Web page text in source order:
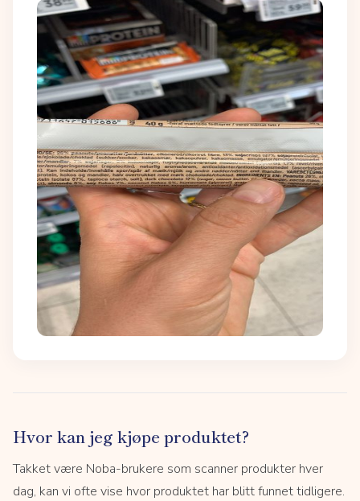
Hvor kan jeg kjøpe produktet?
Takket være Noba-brukere som scanner produkter hver
dag, kan vi ofte vise hvor produktet har blitt funnet tidligere.